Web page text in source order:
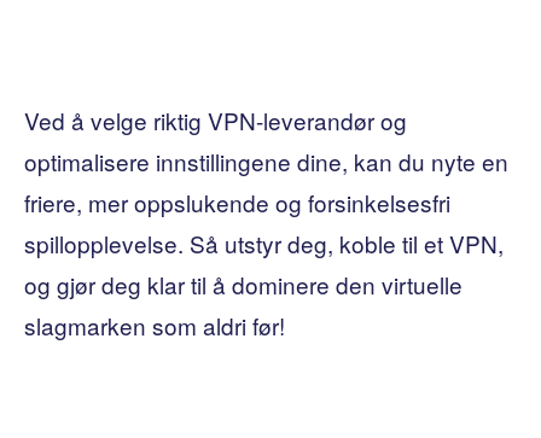
Ved å velge riktig VPN-leverandør og
optimalisere innstillingene dine, kan du nyte en
friere, mer oppslukende og forsinkelsesfri
spillopplevelse. Så utstyr deg, koble til et VPN,
og gjør deg klar til å dominere den virtuelle
slagmarken som aldri før!